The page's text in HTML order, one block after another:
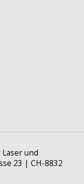
und
23 | CH-8832